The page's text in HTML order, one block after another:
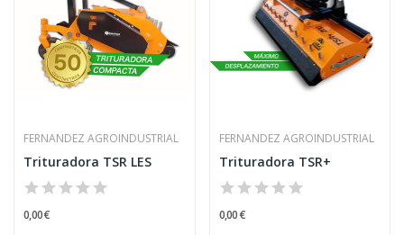
FERNANDEZ AGROINDUSTRIAL
Trituradora TSR LES
0,00 €
FERNANDEZ AGROINDUSTRIAL
Trituradora TSR+
0,00 €